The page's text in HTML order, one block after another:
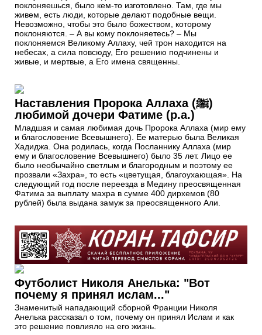
поклоняешься, было кем-то изготовлено. Там, где мы
живем, есть люди, которые делают подобные вещи.
Невозможно, чтобы это было божеством, которому
поклоняются. – А вы кому поклоняетесь? – Мы
поклоняемся Великому Аллаху, чей трон находится на
небесах, а сила повсюду, Его решению подчинены и
живые, и мертвые, а Его имена священны.
Наставления Пророка Аллаха (ﷺ)
любимой дочери Фатиме (р.а.)
Младшая и самая любимая дочь Пророка Аллаха (мир ему
и благословение Всевышнего). Ее матерью была Великая
Хадиджа. Она родилась, когда Посланнику Аллаха (мир
ему и благословение Всевышнего) было 35 лет. Лицо ее
было необычайно светлым и благородным и поэтому ее
прозвали «Захра», то есть «цветущая, благоухающая». На
следующий год после переезда в Медину преосвященная
Фатима за выплату махра в сумме 400 дирхемов (80
рублей) была выдана замуж за преосвященного Али.
Футболист Николя Анелька: "Вот
почему я принял ислам..."
Знаменитый нападающий сборной Франции Николя
Анелька рассказал о том, почему он принял Ислам и как
это решение повлияло на его жизнь.